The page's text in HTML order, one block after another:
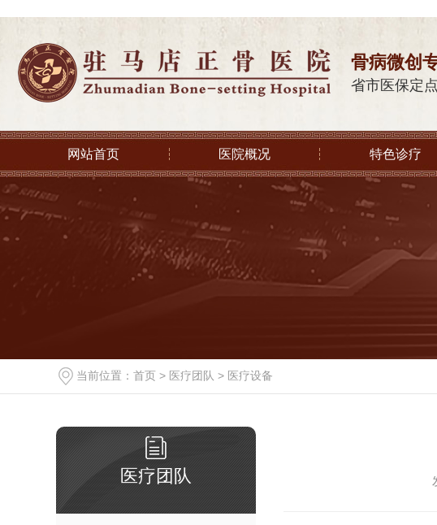
骨病微创
省市医保定
网站首页 医院概况 特色诊疗
当前位置： 首页 > 医疗团队 > 医疗设备
医疗团队